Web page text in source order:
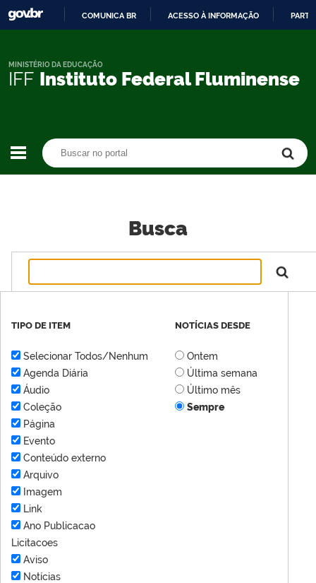
CONTEÚDO
COMUNICA BR ACESSO À INFORMAÇÃO
IFF Instituto Federal Fluminense
MINISTÉRIO DA EDUCAÇÃO
Busca
TIPO DE ITEM
Selecionar Todos/Nenhum
Agenda Diária
Áudio
Coleção
Página
Evento
Conteúdo externo
Arquivo
Imagem
Link
Ano Publicacao
Licitacoes
Aviso
Notícias
NOTÍCIAS DESDE
Ontem
Última semana
Último mês
Sempre